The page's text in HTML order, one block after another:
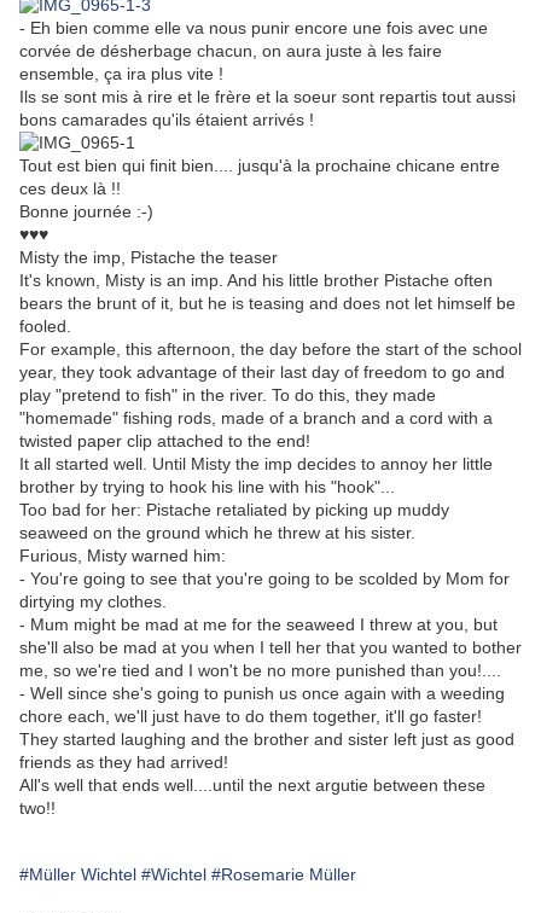
- Eh bien comme elle va nous punir encore une fois avec une
corvée de désherbage chacun, on aura juste à les faire
ensemble, ça ira plus vite !
Ils se sont mis à rire et le frère et la soeur sont repartis tout aussi
bons camarades qu'ils étaient arrivés !
Tout est bien qui finit bien.... jusqu'à la prochaine chicane entre
ces deux là !!
Bonne journée :-)
♥♥♥
Misty the imp, Pistache the teaser
It's known, Misty is an imp. And his little brother Pistache often
bears the brunt of it, but he is teasing and does not let himself be
fooled.
For example, this afternoon, the day before the start of the school
year, they took advantage of their last day of freedom to go and
play "pretend to fish" in the river. To do this, they made
"homemade" fishing rods, made of a branch and a cord with a
twisted paper clip attached to the end!
It all started well. Until Misty the imp decides to annoy her little
brother by trying to hook his line with his "hook"...
Too bad for her: Pistache retaliated by picking up muddy
seaweed on the ground which he threw at his sister.
Furious, Misty warned him:
- You're going to see that you're going to be scolded by Mom for
dirtying my clothes.
- Mum might be mad at me for the seaweed I threw at you, but
she'll also be mad at you when I tell her that you wanted to bother
me, so we're tied and I won't be no more punished than you!....
- Well since she's going to punish us once again with a weeding
chore each, we'll just have to do them together, it'll go faster!
They started laughing and the brother and sister left just as good
friends as they had arrived!
All's well that ends well....until the next argutie between these
two!!
#Müller Wichtel #Wichtel #Rosemarie Müller